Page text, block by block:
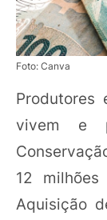
Foto: Canva
Produtores
vivem e
12
Aquisição